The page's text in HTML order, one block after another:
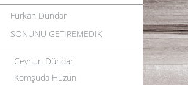
Furkan Dündar
SONUNU GETİREMEDİK
Ceyhun Dündar
Komşuda Hüzün